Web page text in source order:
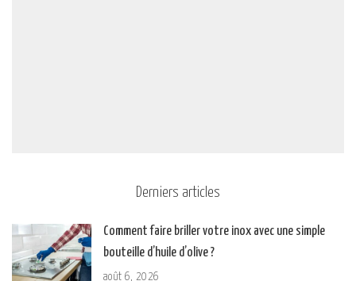
Derniers articles
Comment faire briller votre inox avec une simple
bouteille d’huile d’olive ?
août 6, 2026